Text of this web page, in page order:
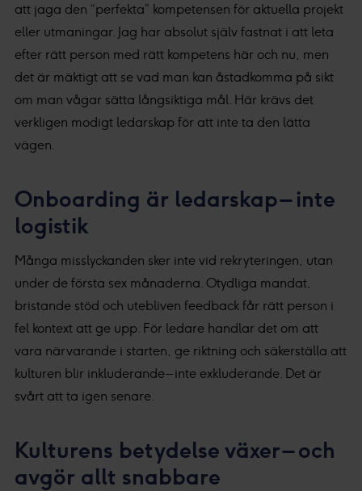
att jaga den “perfekta” kompetensen för aktuella projekt
eller utmaningar. Jag har absolut själv fastnat i att leta
efter rätt person med rätt kompetens här och nu, men
det är mäktigt att se vad man kan åstadkomma på sikt
om man vågar sätta långsiktiga mål. Här krävs det
verkligen modigt ledarskap för att inte ta den lätta
vägen.
Onboarding är ledarskap – inte
logistik
Många misslyckanden sker inte vid rekryteringen, utan
under de första sex månaderna. Otydliga mandat,
bristande stöd och utebliven feedback får rätt person i
fel kontext att ge upp. För ledare handlar det om att
vara närvarande i starten, ge riktning och säkerställa att
kulturen blir inkluderande – inte exkluderande. Det är
svårt att ta igen senare.
Kulturens betydelse växer – och
avgör allt snabbare